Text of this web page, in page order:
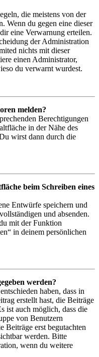
die meistens von der
Wenn du gegen eine dieser
eine Verwarnung erteilen.
der Administration
nichts mit dieser
einen Administrator,
du verwarnt wurdest.
melden?
Berechtigungen
in der Nähe des
wirst dann durch die
beim Schreiben eines
Entwürfe speichern und
und absenden.
mit der Funktion
in deinem persönlichen
werden?
haben, dass in
erstellt hast, die Beiträge
ist auch möglich, dass die
von Benutzern
Beiträge erst begutachten
werden. Bitte
wenn du weitere